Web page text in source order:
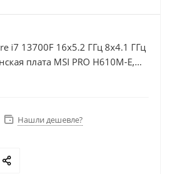
i7 13700F 16x5.2 ГГц 8x4.1 ГГц
плата MSI PRO H610M-E,
24Гб, Память DDR4 64Gb,
Нашли дешевле?